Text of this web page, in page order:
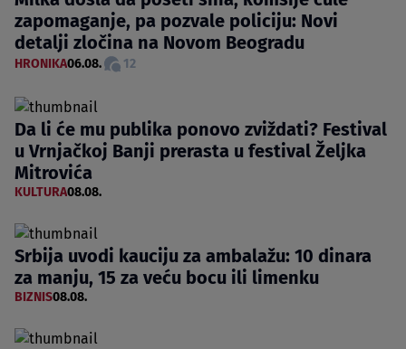
zapomaganje, pa pozvale policiju: Novi
detalji zločina na Novom Beogradu
HRONIKA06.08. 12
Da li će mu publika ponovo zviždati? Festival
u Vrnjačkoj Banji prerasta u festival Željka
Mitrovića
KULTURA08.08.
Srbija uvodi kauciju za ambalažu: 10 dinara
za manju, 15 za veću bocu ili limenku
BIZNIS08.08.